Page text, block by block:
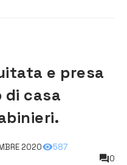
e presa
di casa
2020
587
0